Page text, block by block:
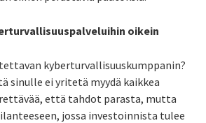
oikein
kyberturvallisuuskumppanin?
sinulle ei yritetä myydä kaikkea
että tahdot parasta, mutta
jossa investoinnista tulee